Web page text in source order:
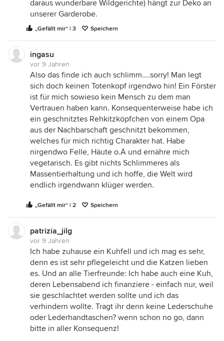
daraus wunderbare Wildgerichte) hängt zur Deko an
unserer Garderobe.
„Gefällt mir“ | 3 Speichern
ingasu
vor 9 Jahren
Also das finde ich auch schlimm....sorry! Man legt
sich doch keinen Totenkopf irgendwo hin! Ein Förster
ist für mich sowieso kein Mensch zu dem man
Vertrauen haben kann. Konsequenterweise habe ich
ein geschnitztes Rehkitzköpfchen von einem Opa
aus der Nachbarschaft geschnitzt bekommen,
welches für mich richtig Charakter hat. Habe
nirgendwo Felle, Häute o.Ä und ernähre mich
vegetarisch. Es gibt nichts Schlimmeres als
Massentierhaltung und ich hoffe, die Welt wird
endlich irgendwann klüger werden.
„Gefällt mir“ | 2 Speichern
patrizia_jilg
vor 9 Jahren
Ich habe zuhause ein Kuhfell und ich mag es sehr,
denn es ist sehr pflegeleicht und die Katzen lieben
es. Und an alle Tierfreunde: Ich habe auch eine Kuh,
deren Lebensabend ich finanziere - einfach nur, weil
sie geschlachtet werden sollte und ich das
verhindern wollte. Tragt ihr denn keine Lederschuhe
oder Lederhandtaschen? wenn schon no go, dann
bitte in aller Konsequenz!